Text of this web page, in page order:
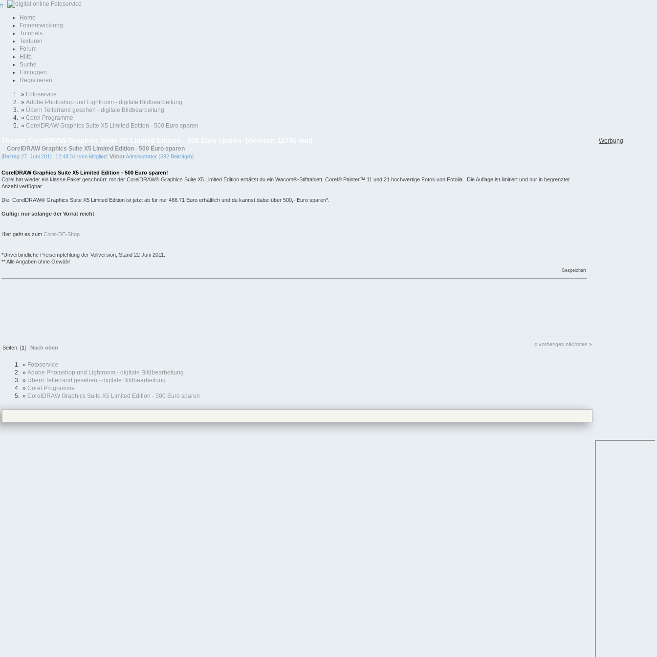
Home
Fotoentwicklung
Tutorials
Texturen
Forum
Hilfe
Suche
Einloggen
Registrieren
» Fotoservice
» Adobe Photoshop und Lightroom - digitale Bildbearbeitung
» Übern Tellerrand gesehen - digitale Bildbearbeitung
» Corel Programme
» CorelDRAW Graphics Suite X5 Limited Edition - 500 Euro sparen
CorelDRAW Graphics Suite X5 Limited Edition - 500 Euro sparen
[Beitrag 27. Juni 2011, 12:48:34 vom Mitglied: ViktorAdministrator (592 Beiträge)]
CorelDRAW Graphics Suite X5 Limited Edition - 500 Euro sparen!
Corel hat wieder ein klasse Paket geschnürt: mit der CorelDRAW® Graphics Suite X5 Limited Edition erhältst du ein Wacom®-Stifttablett, Corel® Painter™ 11 und 21 hochwertige Fotos von Fotolia. Die Auflage ist limitiert und nur in begrenzter
Anzahl verfügbar.
Die CorelDRAW® Graphics Suite X5 Limited Edition ist jetzt ab für nur 486.71 Euro erhältlich und du kannst dabei über 500,- Euro sparen*.
Gültig: nur solange der Vorrat reicht
Hier geht es zum Corel-DE-Shop...
*Unverbindliche Preisempfehlung der Vollversion, Stand 22 Juni 2011.
** Alle Angaben ohne Gewähr
Gespeichert
Seiten: [1]Nach oben
« vorheriges nächstes »
» Fotoservice
» Adobe Photoshop und Lightroom - digitale Bildbearbeitung
» Übern Tellerrand gesehen - digitale Bildbearbeitung
» Corel Programme
» CorelDRAW Graphics Suite X5 Limited Edition - 500 Euro sparen
Werbung